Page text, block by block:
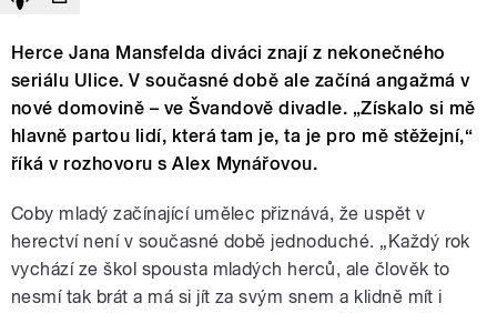
Herce Jana Mansfelda diváci znají z nekonečného
seriálu Ulice. V současné době ale začíná angažmá v
nové domovině – ve Švandově divadle. „Získalo si mě
hlavně partou lidí, která tam je, ta je pro mě stěžejní,“
říká v rozhovoru s Alex Mynářovou.
Coby mladý začínající umělec přiznává, že uspět v
herectví není v současné době jednoduché. „Každý rok
vychází ze škol spousta mladých herců, ale člověk to
nesmí tak brát a má si jít za svým snem a klidně mít i